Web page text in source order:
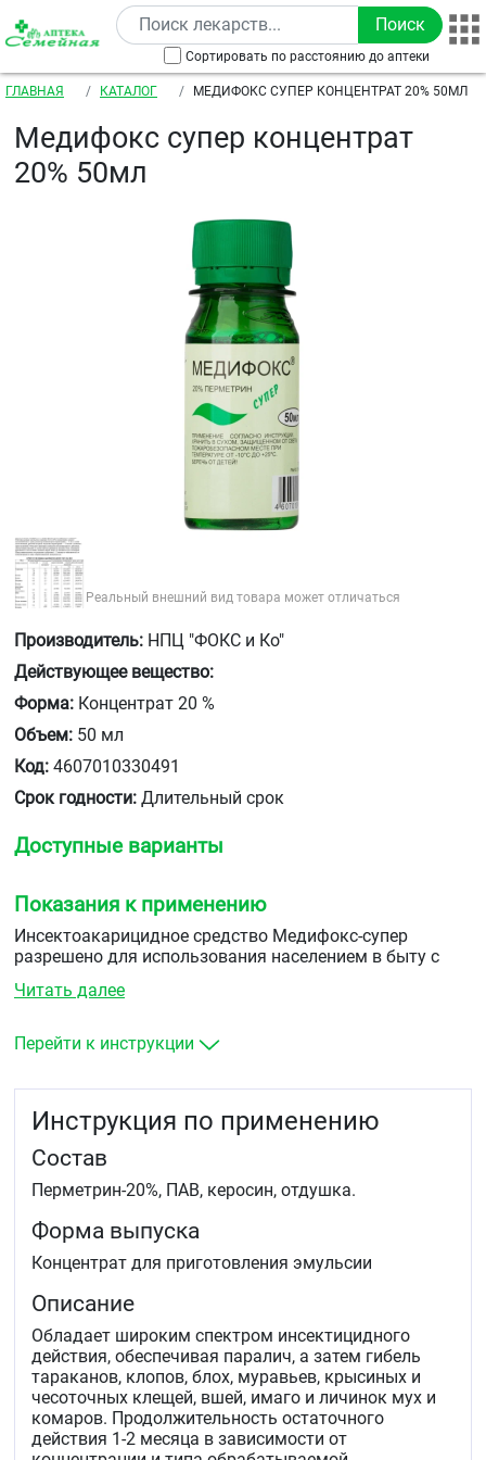
Перейти к основному содержанию
Сортировать по расстоянию до аптеки
Строка навигации
ГЛАВНАЯ КАТАЛОГ МЕДИФОКС СУПЕР КОНЦЕНТРАТ 20% 50МЛ
Медифокс супер концентрат
20% 50мл
Реальный внешний вид товара может отличаться
Производитель: НПЦ "ФОКС и Ко"
Действующее вещество:
Форма: Концентрат 20 %
Объем: 50 мл
Код: 4607010330491
Срок годности: Длительный срок
Доступные варианты
Показания к применению
Инсектоакарицидное средство Медифокс-супер
разрешено для использования населением в быту с
и у детей с пяти лет
уничтожения синантропных членистоногих на
клещей, мух, комаров).
Читать далее
Перейти к инструкции
Инструкция по применению
Состав
Перметрин-20%, ПАВ, керосин, отдушка.
Форма выпуска
Концентрат для приготовления эмульсии
Описание
Обладает широким спектром инсектицидного
действия, обеспечивая паралич, а затем гибель
тараканов, клопов, блох, муравьев, крысиных и
чесоточных клещей, вшей, имаго и личинок мух и
комаров. Продолжительность остаточного
действия 1-2 месяца в зависимости от